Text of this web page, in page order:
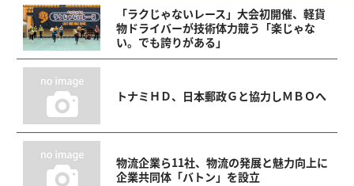
「ラクじゃないレース」大会初開催、軽貨
物ドライバーが技術体力競う「楽じゃな
い。でも誇りがある」
トナミＨＤ、日本郵政Ｇと協力しＭＢＯへ
物流企業ら11社、物流の発展と魅力向上に
企業共同体「バトン」を設立